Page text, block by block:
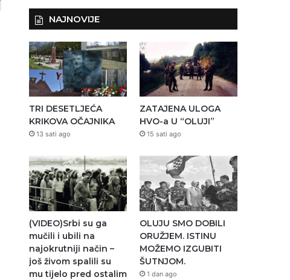
NAJNOVIJE
TRI DESETLJEĆA
KRIKOVA OČAJNIKA
13 sati ago
ZATAJENA ULOGA
HVO-a U “OLUJI”
15 sati ago
(VIDEO)Srbi su ga
mučili i ubili na
najokrutniji način –
još živom spalili su
mu tijelo pred ostalim
OLUJU SMO DOBILI
ORUŽJEM. ISTINU
MOŽEMO IZGUBITI
ŠUTNJOM.
1 dan ago